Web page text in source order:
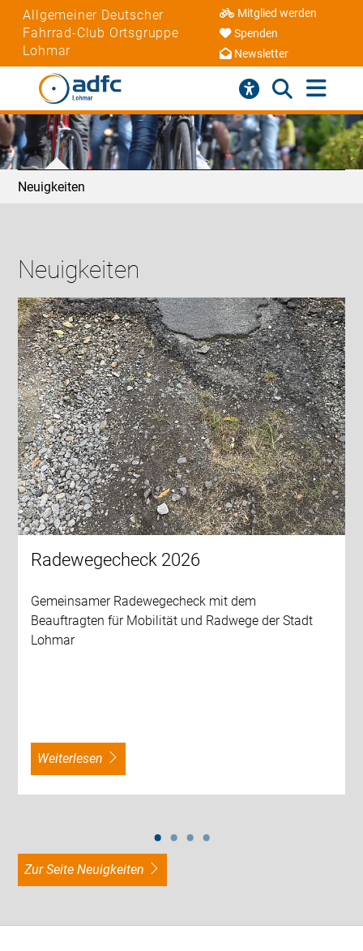
Allgemeiner Deutscher
Fahrrad-Club Ortsgruppe
Lohmar
Mitglied werden
Spenden
Newsletter
Neuigkeiten
Neuigkeiten
Radewegecheck 2026
Gemeinsamer Radewegecheck mit dem
Beauftragten für Mobilität und Radwege der Stadt
Lohmar
weiterlesen
zur Seite Neuigkeiten